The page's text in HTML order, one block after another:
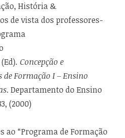
História &
de vista dos professores-
. Concepção e
de Formação I – Ensino
. Departamento do Ensino
(2000)
ao “Programa de Formação